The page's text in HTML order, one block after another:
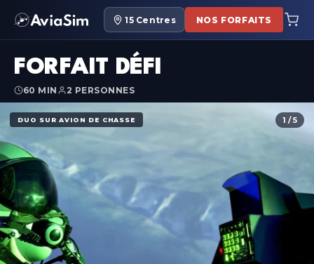
15Centres NOS FORFAITS
FORFAIT DÉFI
60 MIN 2 PERSONNES
1 / 5
DUO SUR AVION DE CHASSE